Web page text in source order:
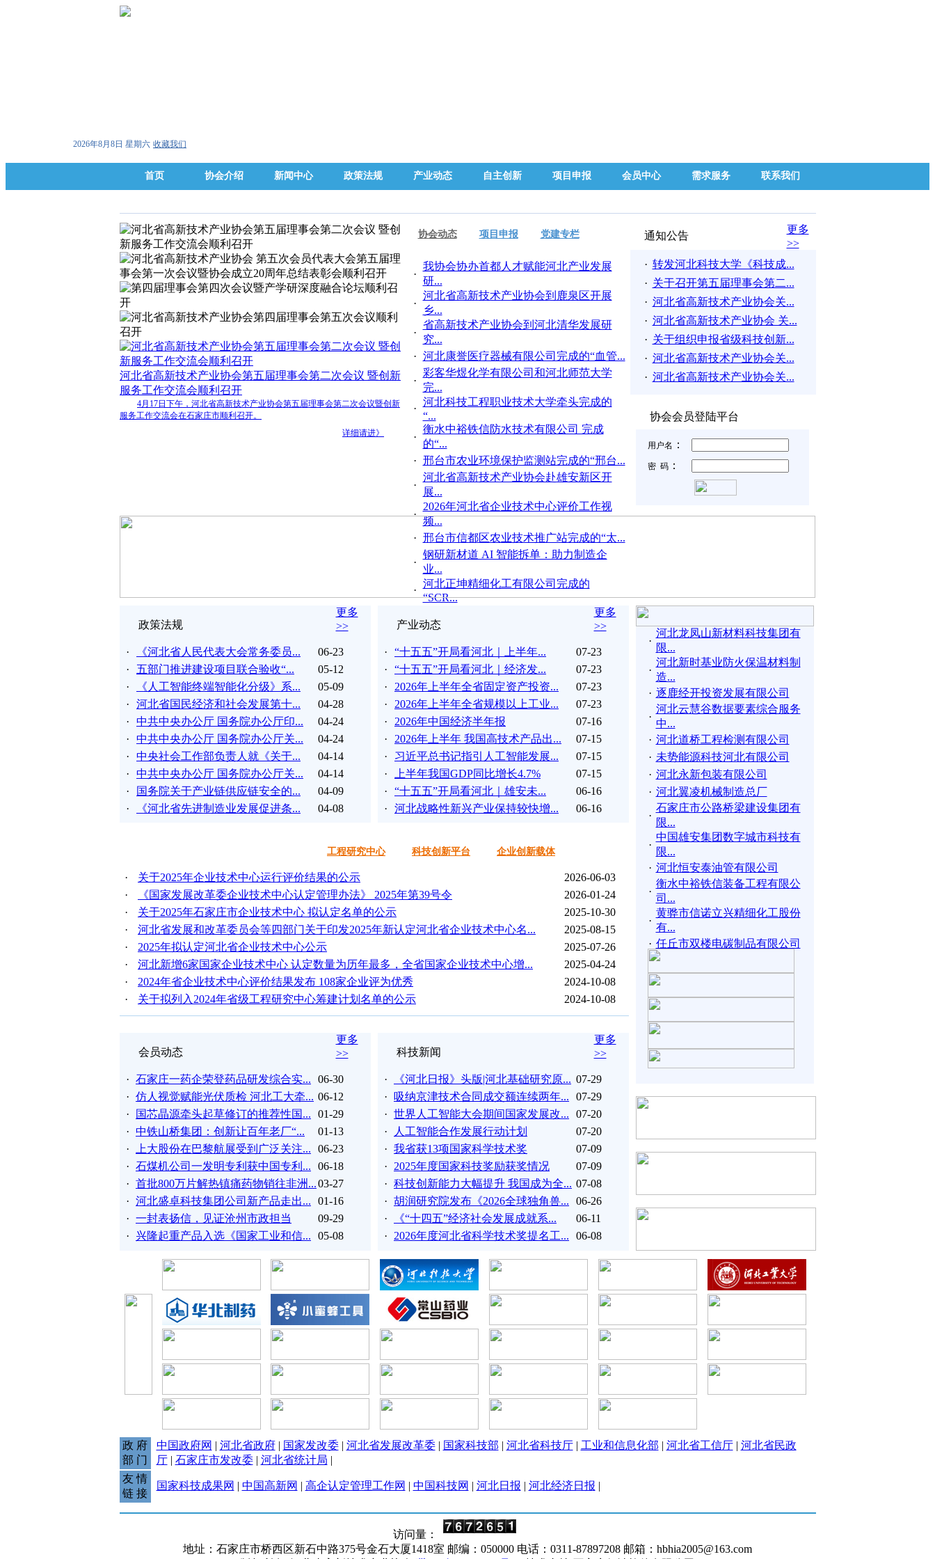
2026年8月8日 星期六 收藏我们
首页 协会介绍 新闻中心 政策法规 产业动态 自主创新 项目申报 会员中心 需求服务 联系我们
协会动态 项目申报 党建专栏
·
我协会协办首都人才赋能河北产业发展
研...
·
河北省高新技术产业协会到鹿泉区开展
乡...
·
省高新技术产业协会到河北清华发展研
究...
· 河北康誉医疗器械有限公司完成的“血管...
·
彩客华煜化学有限公司和河北师范大学
完...
·
河北科技工程职业技术大学牵头完成的
“...
·
衡水中裕铁信防水技术有限公司 完成
的“...
· 邢台市农业环境保护监测站完成的“邢台...
·
河北省高新技术产业协会赴雄安新区开
展...
·
2026年河北省企业技术中心评价工作视
频...
· 邢台市信都区农业技术推广站完成的“太...
·
钢研新材道 AI 智能拆单：助力制造企
业...
·
河北正坤精细化工有限公司完成的
“SCR...
通知公告
更多
>>
· 转发河北科技大学《科技成...
· 关于召开第五届理事会第二...
· 河北省高新技术产业协会关...
· 河北省高新技术产业协会 关...
· 关于组织申报省级科技创新...
· 河北省高新技术产业协会关...
· 河北省高新技术产业协会关...
政策法规
更多
>>
· 《河北省人民代表大会常务委员...
06-23
·
五部门推进建设项目联合验收“...
05-12
·
《人工智能终端智能化分级》系...
05-09
·
河北省国民经济和社会发展第十...
04-28
·
中共中央办公厅 国务院办公厅印...
04-24
·
中共中央办公厅 国务院办公厅关...
04-24
·
中央社会工作部负责人就《关于...
04-14
·
中共中央办公厅 国务院办公厅关...
04-14
·
国务院关于产业链供应链安全的...
04-09
·
《河北省先进制造业发展促进条... 04-08
产业动态
更多
>>
· “十五五”开局看河北｜上半年...
07-23
·
“十五五”开局看河北｜经济发...
07-23
·
2026年上半年全省固定资产投资...
07-23
·
2026年上半年全省规模以上工业...
07-23
·
2026年中国经济半年报
07-16
·
2026年上半年 我国高技术产品出...
07-15
·
习近平总书记指引人工智能发展...
07-15
·
上半年我国GDP同比增长4.7%
07-15
·
“十五五”开局看河北｜雄安未...
06-16
·
河北战略性新兴产业保持较快增... 06-16
·
河北龙凤山新材料科技集团有
限...
·
河北新时基业防火保温材料制
造...
· 逐鹿经开投资发展有限公司
·
河北云慧谷数据要素综合服务
中...
· 河北道桥工程检测有限公司
· 未势能源科技河北有限公司
· 河北永新包装有限公司
· 河北翼凌机械制造总厂
·
石家庄市公路桥梁建设集团有
限...
·
中国雄安集团数字城市科技有
限...
· 河北恒安泰油管有限公司
·
衡水中裕铁信装备工程有限公
司...
·
黄骅市信诺立兴精细化工股份
有...
· 任丘市双楼电碳制品有限公司
沧州惠邦机电产品制造有限责
任...
· 保定冀中药业有限公司
· 巨力索具股份有限公司
· 欧伏电气股份有限公司
·
廊坊天正通自动化设备有限公
司...
·
·
晨光生物科技集团股份有限公
河北普阳钢铁有限公司
· 河北沃土种业股份有限公司
华茂伟业绿色科技股份有限公
· 河北昊泽化工有限公司
长城汽车股份有限公司
· 保定津海服装股份有限公司
· 河北壹雪制冷科技有限公司
· 承德建龙特殊钢有限公司
河北中瓷电子科技股份有限公
·
石家庄常山北明科技股份有限
工程研究中心 科技创新平台 企业创新载体
· 关于2025年企业技术中心运行评价结果的公示
2026-06-03
·
《国家发展改革委企业技术中心认定管理办法》 2025年第39号令
2026-01-24
·
关于2025年石家庄市企业技术中心 拟认定名单的公示
2025-10-30
·
河北省发展和改革委员会等四部门关于印发2025年新认定河北省企业技术中心名...
2025-08-15
·
2025年拟认定河北省企业技术中心公示
2025-07-26
·
河北新增6家国家企业技术中心 认定数量为历年最多，全省国家企业技术中心增...
2025-04-24
·
2024年省企业技术中心评价结果发布 108家企业评为优秀
2024-10-08
·
关于拟列入2024年省级工程研究中心筹建计划名单的公示 2024-10-08
会员动态
更多
>>
· 石家庄一药企荣登药品研发综合实...
06-30
· 仿人视觉赋能光伏质检 河北工大牵... 06-12
·
国芯晶源牵头起草修订的推荐性国...
01-29
· 中铁山桥集团：创新让百年老厂“...
01-13
·
上大股份在巴黎航展受到广泛关注...
06-23
· 石煤机公司一发明专利获中国专利...
06-18
· 首批800万片解热镇痛药物销往非洲...03-27
· 河北盛卓科技集团公司新产品走出...
01-16
· 一封表扬信，见证沧州市政担当
09-29
·
兴隆起重产品入选《国家工业和信... 05-08
科技新闻
更多
>>
· 《河北日报》头版|河北基础研究原... 07-29
·
吸纳京津技术合同成交额连续两年...
07-29
· 世界人工智能大会期间国家发展改...
07-20
·
人工智能合作发展行动计划
07-20
· 我省获13项国家科学技术奖
07-09
·
2025年度国家科技奖励获奖情况
07-09
· 科技创新能力大幅提升 我国成为全... 07-08
· 胡润研究院发布《2026全球独角兽...
06-26
·
《“十四五”经济社会发展成就系...
06-11
·
2026年度河北省科学技术奖提名工... 06-08
政 府
部 门
中国政府网 | 河北省政府| 国家发改委| 河北省发展改革委| 国家科技部 | 河北省科技厅| 工业和信息化部 | 河北省工信厅| 河北省民政
厅| 石家庄市发改委| 河北省统计局 |
友 情
链 接
国家科技成果网 | 中国高新网 | 高企认定管理工作网 | 中国科技网 | 河北日报 | 河北经济日报 |
访问量：
地址：石家庄市桥西区新石中路375号金石大厦1418室 邮编：050000 电话：0311-87897208 邮箱：hbhia2005@163.com